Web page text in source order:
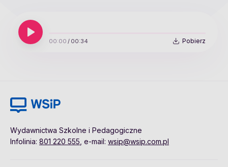
00:00 / 00:34 Pobierz
Wydawnictwa Szkolne i Pedagogiczne
Infolinia: 801 220 555 , e-mail: wsip@wsip.com.pl